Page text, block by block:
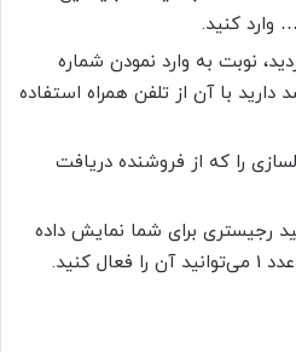
وارد کنید.
نوبت به وارد نمودن شماره
با آن از تلفن همراه استفاده
را که از فروشنده دریافت
رجیستری برای شما نمایش داده
کنید.